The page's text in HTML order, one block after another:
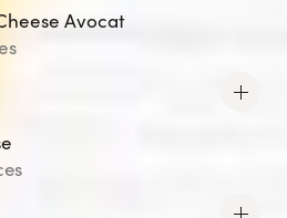
sur le site et l'application
26 inclus.
Avocat